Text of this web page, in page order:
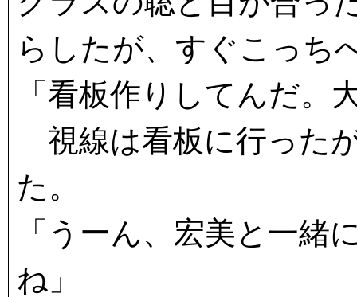
らしたが、すぐこっち
「看板作りしてんだ。
視線は看板に行った
た。
「うーん、宏美と一緒
ね」